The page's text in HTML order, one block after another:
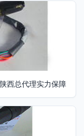
西总代理实力保障